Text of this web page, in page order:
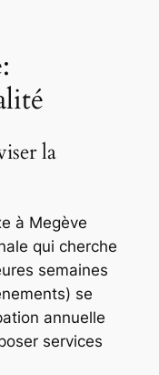
la
à Megève
qui cherche
semaines
se
annuelle
services